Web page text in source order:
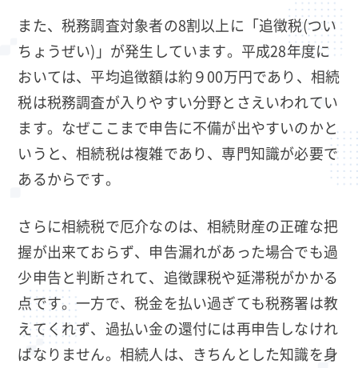
また、税務調査対象者の8割以上に「追徴税(つい
ちょうぜい)」が発生しています。平成28年度に
おいては、平均追徴額は約９00万円であり、相続
税は税務調査が入りやすい分野とさえいわれてい
ます。なぜここまで申告に不備が出やすいのかと
いうと、相続税は複雑であり、専門知識が必要で
あるからです。
さらに相続税で厄介なのは、相続財産の正確な把
握が出来ておらず、申告漏れがあった場合でも過
少申告と判断されて、追徴課税や延滞税がかかる
点です。一方で、税金を払い過ぎても税務署は教
えてくれず、過払い金の還付には再申告しなけれ
ばなりません。相続人は、きちんとした知識を身